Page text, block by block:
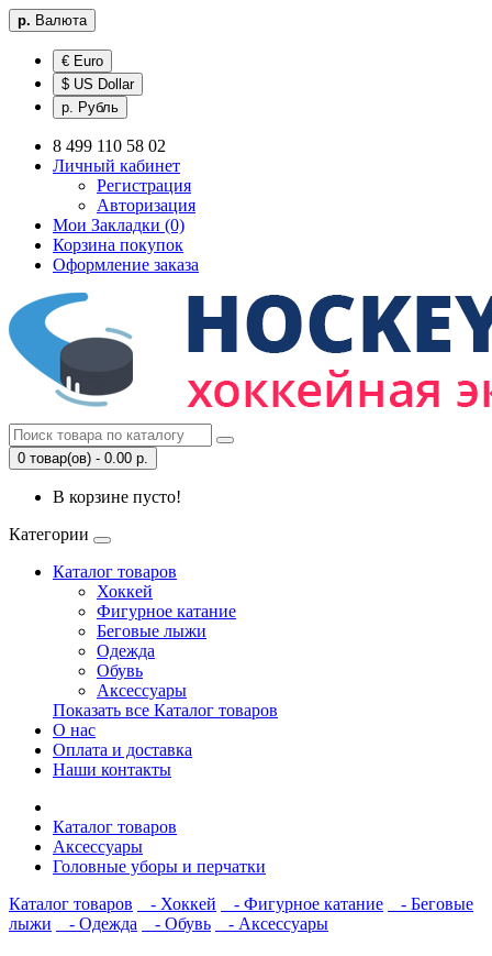
р. Валюта
€ Euro
$ US Dollar
р. Рубль
8 499 110 58 02
Личный кабинет
Регистрация
Авторизация
Мои Закладки (0)
Корзина покупок
Оформление заказа
0 товар(ов) - 0.00 р.
В корзине пусто!
Категории
Каталог товаров
Хоккей
Фигурное катание
Беговые лыжи
Одежда
Обувь
Аксессуары
Показать все Каталог товаров
О нас
Оплата и доставка
Наши контакты
Каталог товаров
Аксессуары
Головные уборы и перчатки
Каталог товаров
- Хоккей - Фигурное катание
- Беговые
лыжи
- Одежда - Обувь - Аксессуары